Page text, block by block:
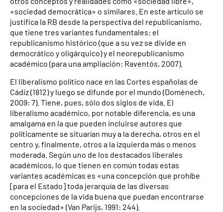
«sociedad democrática» o similares. En este artículo se
justifica la RB desde la perspectiva del republicanismo,
que tiene tres variantes fundamentales: el
republicanismo histórico (que a su vez se divide en
democrático y oligárquico) y el neorepublicanismo
académico (para una ampliación: Raventós, 2007).
El liberalismo político nace en las Cortes españolas de
Cádiz (1812) y luego se difunde por el mundo (Domènech,
2009: 7). Tiene, pues, sólo dos siglos de vida. El
liberalismo académico, por notable diferencia, es una
amalgama en la que pueden incluirse autores que
políticamente se situarían muy a la derecha, otros en el
centro y, finalmente, otros a la izquierda más o menos
moderada. Según uno de los destacados liberales
académicos, lo que tienen en común todas estas
variantes académicas es «una concepción que prohíbe
[para el Estado] toda jerarquía de las diversas
concepciones de la vida buena que puedan encontrarse
en la sociedad» (Van Parijs, 1991: 244).